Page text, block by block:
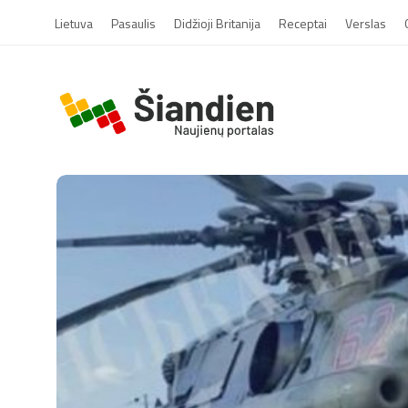
Lietuva Pasaulis Didžioji Britanija Receptai Verslas
S
a
n
i